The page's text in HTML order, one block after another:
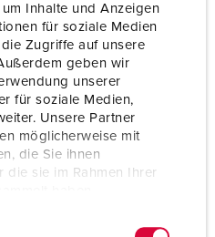
Inhalte und Anzeigen
für soziale Medien
Zugriffe auf unsere
geben wir
unserer
für soziale Medien,
Unsere Partner
möglicherweise mit
die Sie ihnen
die sie im Rahmen Ihrer
Nee
344 g
EAC
CQC